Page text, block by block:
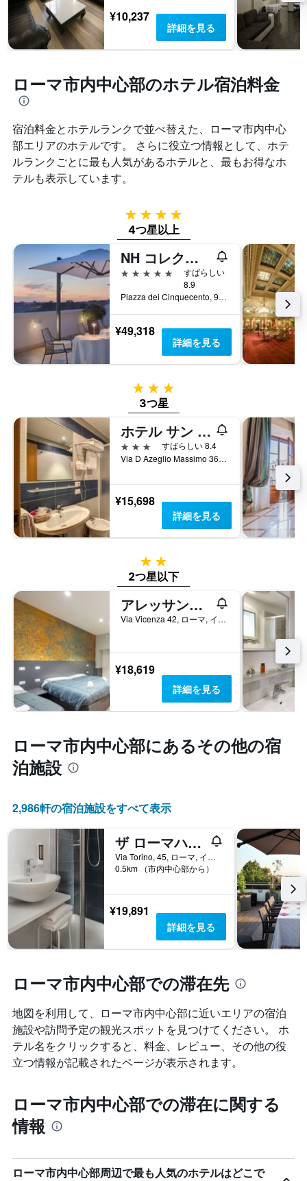
¥10,237
詳細を見る
ローマ市内中心部のホテル宿泊料金
宿泊料金とホテルランクで並べ替えた、ローマ市内中心
部エリアのホテルです。 さらに役立つ情報として、ホテ
ルランクごとに最も人気があるホテルと、最もお得なホ
テルも表示しています。
4つ星
4つ星以上
NH コレクション パラッツォ チンクエチェント
5つ星
すばらしい
8.9
Piazza dei Cinquecento, 90, ローマ, イタリア
¥49,318
詳細を見る
3つ星
3つ星
ホテル サン レモ
3つ星
すばらしい 8.4
Via D Azeglio Massimo 36, ローマ, イタリア
¥15,698
詳細を見る
2つ星
2つ星以下
アレッサンドロパレス & バー - ホステル
Via Vicenza 42, ローマ, イタリア
¥18,619
詳細を見る
ローマ市内中心部​にあるその他の宿
泊施設
2,986​軒の宿泊施設をすべて表示
ザ ローマハロー
Via Torino, 45, ローマ, イタリア
0.5km （市内中心部から）
¥19,891
詳細を見る
ローマ市内中心部での滞在先
地図を利用して、ローマ市内中心部​に近いエリアの宿泊
施設や訪問予定の観光スポットを見つけてください。 ホ
テル名をクリックすると、料金、レビュー、その他の役
立つ情報が記載されたページが表示されます。
ローマ市内中心部での滞在に関する
情報
ローマ市内中心部周辺で最も人気のホテルはどこで